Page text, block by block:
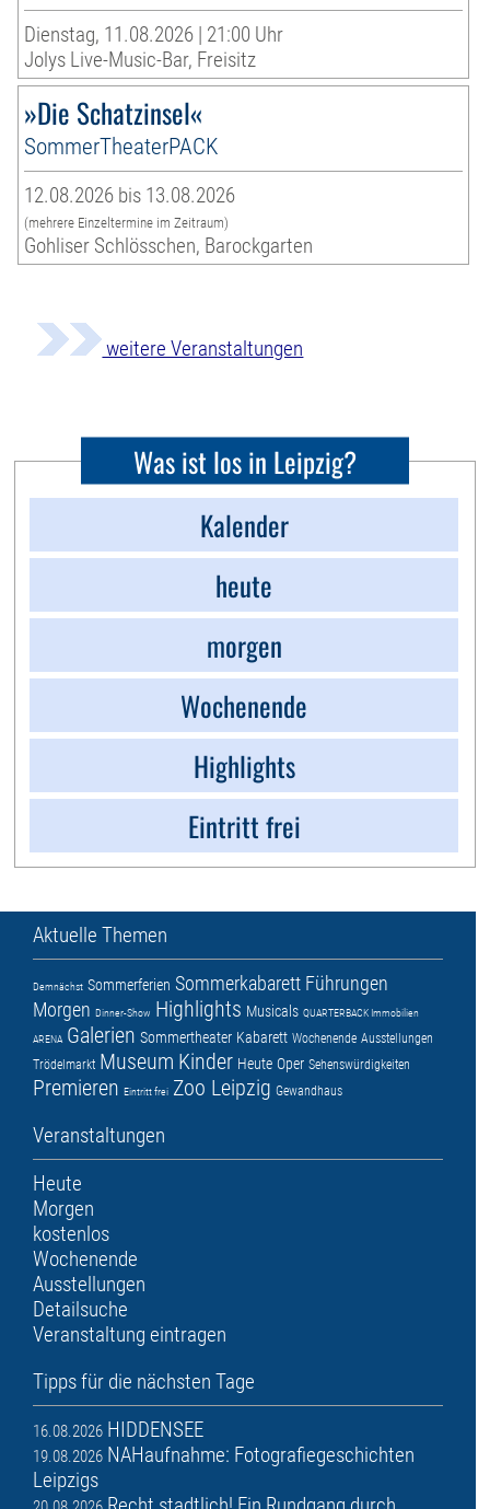
Dienstag, 11.08.2026 | 21:00 Uhr
Jolys Live-Music-Bar, Freisitz
»Die Schatzinsel«
SommerTheaterPACK
12.08.2026 bis 13.08.2026
(mehrere Einzeltermine im Zeitraum)
Gohliser Schlösschen, Barockgarten
weitere Veranstaltungen
Was ist los in Leipzig?
Kalender
heute
morgen
Wochenende
Highlights
Eintritt frei
Aktuelle Themen
Demnächst Sommerferien Sommerkabarett Führungen
Morgen Dinner-Show Highlights Musicals QUARTERBACK Immobilien
ARENA Galerien Sommertheater Kabarett Wochenende Ausstellungen
Trödelmarkt Museum Kinder Heute Oper Sehenswürdigkeiten
Premieren Eintritt frei Zoo Leipzig Gewandhaus
Veranstaltungen
Heute
Morgen
kostenlos
Wochenende
Ausstellungen
Detailsuche
Veranstaltung eintragen
Tipps für die nächsten Tage
16.08.2026 HIDDENSEE
19.08.2026 NAHaufnahme: Fotografiegeschichten
Leipzigs